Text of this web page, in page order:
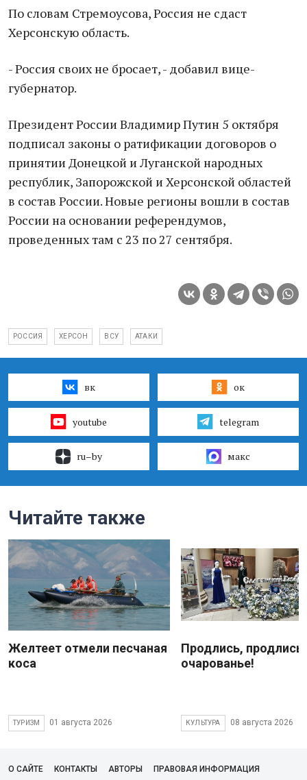
По словам Стремоусова, Россия не сдаст
Херсонскую область.
- Россия своих не бросает, - добавил вице-
губернатор.
Президент России Владимир Путин 5 октября
подписал законы о ратификации договоров о
принятии Донецкой и Луганской народных
республик, Запорожской и Херсонской областей
в состав России. Новые регионы вошли в состав
России на основании референдумов,
проведенных там с 23 по 27 сентября.
РОССИЯ ХЕРСОН ВСУ АТАКИ
вк ок
youtube telegram
ru–by макс
Читайте также
Желтеет отмели песчаная
коса
ТУРИЗМ 01 августа 2026
Продлись, продлись
очарованье!
КУЛЬТУРА 08 августа 2026
О САЙТЕ КОНТАКТЫ АВТОРЫ ПРАВОВАЯ ИНФОРМАЦИЯ